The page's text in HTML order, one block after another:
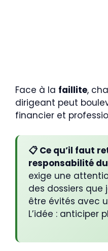
Face à la faillite,
dirigeant peut
financier et
📋 Ce qu’il faut
responsabilité
exige une
des dossiers
être évités avec
L’idée : anticiper